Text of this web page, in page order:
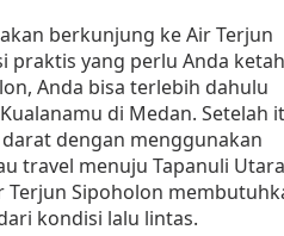
berkunjung ke Air Terjun
praktis yang perlu Anda
Anda bisa terlebih dahulu
di Medan. Setelah
dengan menggunakan
travel menuju Tapanuli
Terjun Sipoholon
kondisi lalu lintas.
Baru Jambi Tempat